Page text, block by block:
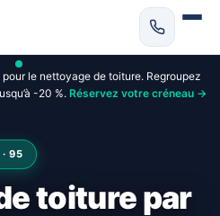
le nettoyage de toiture. Regroupez
-20 %. Réservez votre créneau →
95
toiture par